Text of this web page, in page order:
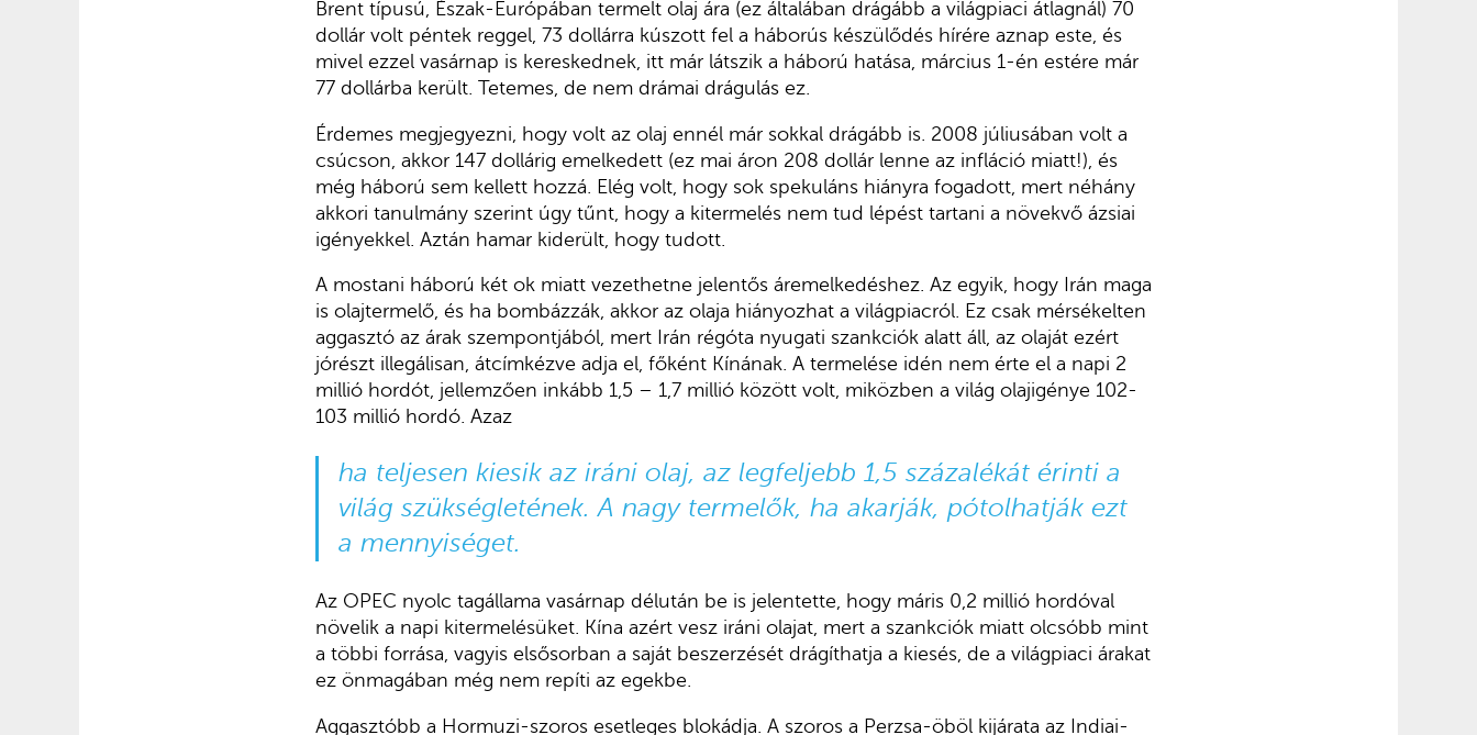
Brent típusú, Észak-Európában termelt olaj ára (ez általában drágább a világpiaci átlagnál) 70
dollár volt péntek reggel, 73 dollárra kúszott fel a háborús készülődés hírére aznap este, és
mivel ezzel vasárnap is kereskednek, itt már látszik a háború hatása, március 1-én estére már
77 dollárba került. Tetemes, de nem drámai drágulás ez.
Érdemes megjegyezni, hogy volt az olaj ennél már sokkal drágább is. 2008 júliusában volt a
csúcson, akkor 147 dollárig emelkedett (ez mai áron 208 dollár lenne az infláció miatt!), és
még háború sem kellett hozzá. Elég volt, hogy sok spekuláns hiányra fogadott, mert néhány
akkori tanulmány szerint úgy tűnt, hogy a kitermelés nem tud lépést tartani a növekvő ázsiai
igényekkel. Aztán hamar kiderült, hogy tudott.
A mostani háború két ok miatt vezethetne jelentős áremelkedéshez. Az egyik, hogy Irán maga
is olajtermelő, és ha bombázzák, akkor az olaja hiányozhat a világpiacról. Ez csak mérsékelten
aggasztó az árak szempontjából, mert Irán régóta nyugati szankciók alatt áll, az olaját ezért
jórészt illegálisan, átcímkézve adja el, főként Kínának. A termelése idén nem érte el a napi 2
millió hordót, jellemzően inkább 1,5 – 1,7 millió között volt, miközben a világ olajigénye 102-
103 millió hordó. Azaz
ha teljesen kiesik az iráni olaj, az legfeljebb 1,5 százalékát érinti a
világ szükségletének. A nagy termelők, ha akarják, pótolhatják ezt
a mennyiséget.
Az OPEC nyolc tagállama vasárnap délután be is jelentette, hogy máris 0,2 millió hordóval
növelik a napi kitermelésüket. Kína azért vesz iráni olajat, mert a szankciók miatt olcsóbb mint
a többi forrása, vagyis elsősorban a saját beszerzését drágíthatja a kiesés, de a világpiaci árakat
ez önmagában még nem repíti az egekbe.
Aggasztóbb a Hormuzi-szoros esetleges blokádja. A szoros a Perzsa-öböl kijárata az Indiai-